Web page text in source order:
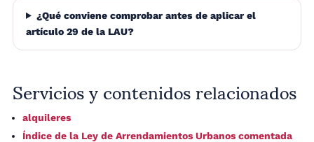
¿Qué conviene comprobar antes de aplicar el
artículo 29 de la LAU?
Servicios y contenidos relacionados
alquileres
Índice de la Ley de Arrendamientos Urbanos comentada